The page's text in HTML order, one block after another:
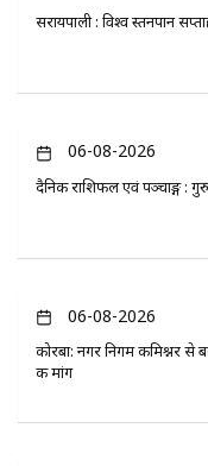
सरायपाली : विश्व स्तनपान
06-08-2026
दैनिक राशिफल एवं पञ्चाङ्ग :
06-08-2026
कोरबा: नगर निगम कमिश्नर से
की मांग